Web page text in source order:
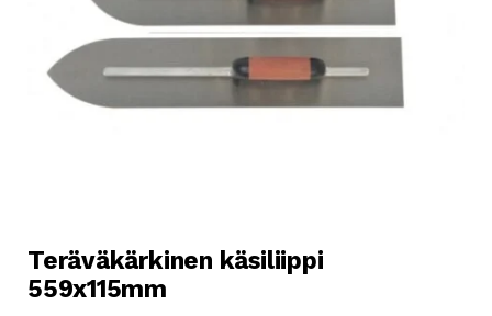
Teräväkärkinen käsiliippi
559x115mm